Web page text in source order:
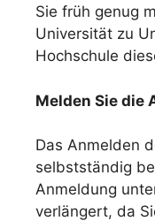
Sie früh genug
Universität zu
Hochschule
Melden Sie die
Das Anmelden
selbstständig
Anmeldung
verlängert, da